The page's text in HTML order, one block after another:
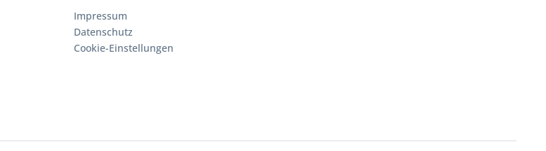
Impressum
Datenschutz
Cookie-Einstellungen